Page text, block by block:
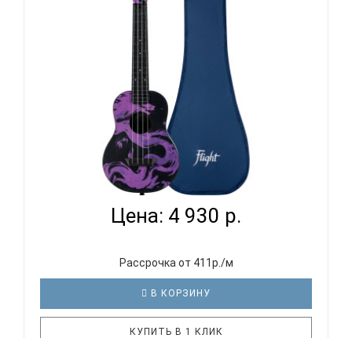
Ищущим натурам подойдет по стилю укулеле
цвета черный транспарент. Укулеле FL..
FLIGHT TUC-40 DRAGON - УКУЛЕЛЕ КОНЦЕРТ...
Цена: 4 930 р.
Рассрочка от 411р./м
В КОРЗИНУ
КУПИТЬ В 1 КЛИК